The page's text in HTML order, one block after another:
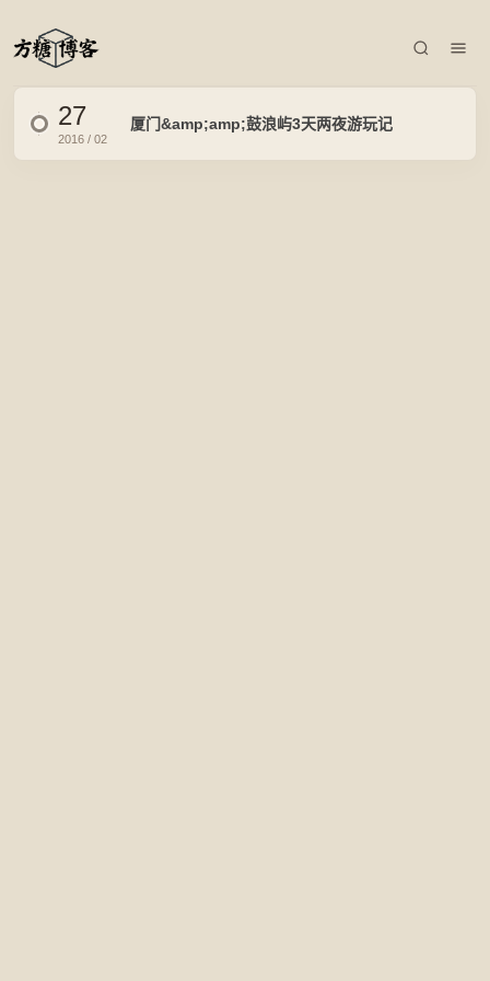
27
2016 / 02
厦门&amp;amp;鼓浪屿3天两夜游玩记